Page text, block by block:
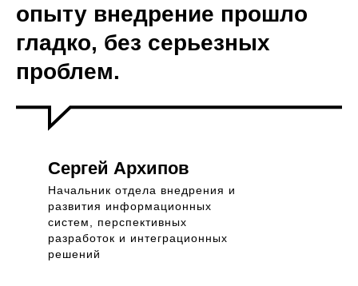
опыту внедрение прошло
гладко, без серьезных
проблем.
Сергей Архипов
Начальник отдела внедрения и
развития информационных
систем, перспективных
разработок и интеграционных
решений